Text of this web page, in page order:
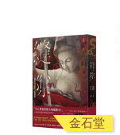
金石堂